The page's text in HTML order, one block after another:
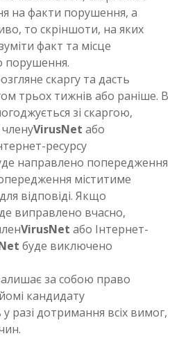
на факти порушення, а
то скріншоти, на яких
факт та місце
порушення.
скаргу та дасть
трьох тижнів або раніше. В
зі скаргою,
VirusNet або
ресурсу
направлено попередження
міститиме
відповіді. Якщо
виправлено вчасно,
VirusNet або Інтернет-
буде виключено
за собою право
кандидату
у разі дотримання всіх вимог,